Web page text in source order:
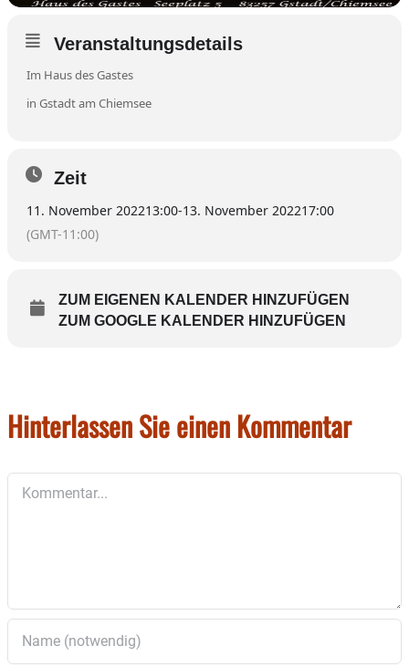
Veranstaltungsdetails
Im Haus des Gastes
in Gstadt am Chiemsee
Zeit
11. November 202213:00-13. November 202217:00
(GMT-11:00)
ZUM EIGENEN KALENDER HINZUFÜGEN
ZUM GOOGLE KALENDER HINZUFÜGEN
Hinterlassen Sie einen Kommentar